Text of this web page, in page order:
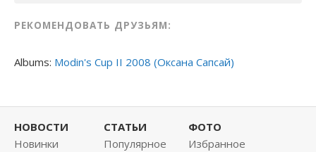
РЕКОМЕНДОВАТЬ ДРУЗЬЯМ:
Albums: Modin's Cup II 2008 (Оксана Сапсай)
НОВОСТИ
Новинки
СТАТЬИ
Популярное
ФОТО
Избранное